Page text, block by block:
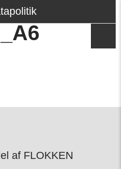
af FLOKKEN